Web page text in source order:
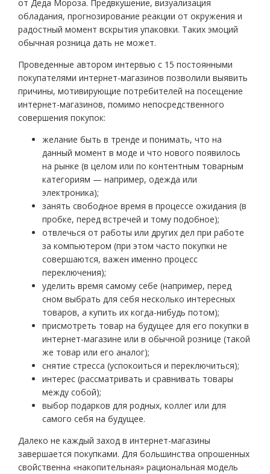
от Деда Мороза. Предвкушение, визуализация
обладания, прогнозирование реакции от окружения и
радостный момент вскрытия упаковки. Таких эмоций
обычная розница дать не может.
Проведенные автором интервью с 15 постоянными
покупателями интернет-магазинов позволили выявить
причины, мотивирующие потребителей на посещение
интернет-магазинов, помимо непосредственного
совершения покупок:
желание быть в тренде и понимать, что на
данный момент в моде и что нового появилось
на рынке (в целом или по контентным товарным
категориям — например, одежда или
электроника);
занять свободное время в процессе ожидания (в
пробке, перед встречей и тому подобное);
отвлечься от работы или других дел при работе
за компьютером (при этом часто покупки не
совершаются, важен именно процесс
переключения);
уделить время самому себе (например, перед
сном выбрать для себя несколько интересных
товаров, а купить их когда-нибудь потом);
присмотреть товар на будущее для его покупки в
интернет-магазине или в обычной рознице (такой
же товар или его аналог);
снятие стресса (успокоиться и переключиться);
интерес (рассматривать и сравнивать товары
между собой);
выбор подарков для родных, коллег или для
самого себя на будущее.
Далеко не каждый заход в интернет-магазины
завершается покупками. Для большинства опрошенных
свойственна «накопительная» рациональная модель